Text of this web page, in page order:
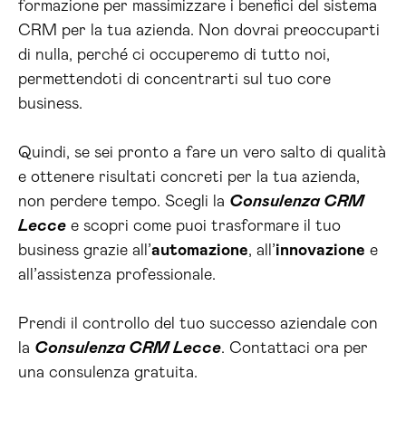
formazione per massimizzare i benefici del sistema
CRM per la tua azienda. Non dovrai preoccuparti
di nulla, perché ci occuperemo di tutto noi,
permettendoti di concentrarti sul tuo core
business.
Quindi, se sei pronto a fare un vero salto di qualità
e ottenere risultati concreti per la tua azienda,
non perdere tempo. Scegli la Consulenza CRM
Lecce e scopri come puoi trasformare il tuo
business grazie all’automazione, all’innovazione e
all’assistenza professionale.
Prendi il controllo del tuo successo aziendale con
la Consulenza CRM Lecce. Contattaci ora per
una consulenza gratuita.